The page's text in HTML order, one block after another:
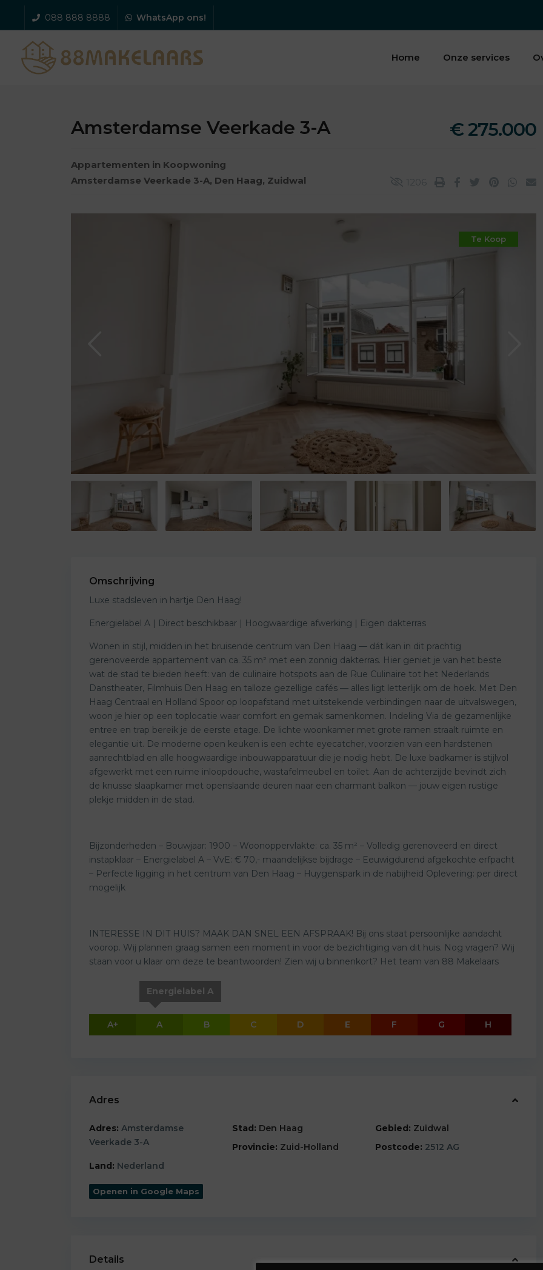
088 888 8888 WhatsApp ons!
Home Onze services
Amsterdamse Veerkade 3-A € 275.000
Appartementen in Koopwoning
Amsterdamse Veerkade 3-A, Den Haag, Zuidwal 1206
Te Koop
Omschrijving
Luxe stadsleven in hartje Den Haag!
Energielabel A | Direct beschikbaar | Hoogwaardige afwerking | Eigen dakterras
Wonen in stijl, midden in het bruisende centrum van Den Haag — dát kan in dit prachtig
gerenoveerde appartement van ca. 35 m² met een zonnig dakterras. Hier geniet je van het beste
wat de stad te bieden heeft: van de culinaire hotspots aan de Rue Culinaire tot het Nederlands
Danstheater, Filmhuis Den Haag en talloze gezellige cafés — alles ligt letterlijk om de hoek. Met Den
Haag Centraal en Holland Spoor op loopafstand met uitstekende verbindingen naar de uitvalswegen,
woon je hier op een toplocatie waar comfort en gemak samenkomen. Indeling Via de gezamenlijke
entree en trap bereik je de eerste etage. De lichte woonkamer met grote ramen straalt ruimte en
elegantie uit. De moderne open keuken is een echte eyecatcher, voorzien van een hardstenen
aanrechtblad en alle hoogwaardige inbouwapparatuur die je nodig hebt. De luxe badkamer is stijlvol
afgewerkt met een ruime inloopdouche, wastafelmeubel en toilet. Aan de achterzijde bevindt zich
de knusse slaapkamer met openslaande deuren naar een charmant balkon — jouw eigen rustige
plekje midden in de stad.
Bijzonderheden – Bouwjaar: 1900 – Woonoppervlakte: ca. 35 m² – Volledig gerenoveerd en direct
instapklaar – Energielabel A – VvE: € 70,- maandelijkse bijdrage – Eeuwigdurend afgekochte erfpacht
– Perfecte ligging in het centrum van Den Haag – Huygenspark in de nabijheid Oplevering: per direct
mogelijk
INTERESSE IN DIT HUIS? MAAK DAN SNEL EEN AFSPRAAK! Bij ons staat persoonlijke aandacht
voorop. Wij plannen graag samen een moment in voor de bezichtiging van dit huis. Nog vragen? Wij
staan voor u klaar om deze te beantwoorden! Zien wij u binnenkort? Het team van 88 Makelaars
A+
Energielabel A
A B C D E F G H
Adres
Adres: Amsterdamse
Veerkade 3-A
Stad: Den Haag Gebied: Zuidwal
Provincie: Zuid-Holland Postcode: 2512 AG
Land: Nederland
Openen in Google Maps
Details